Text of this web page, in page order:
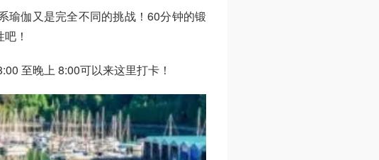
瑜伽又是完全不同的挑战！60分钟的锻
！
至晚上 8:00可以来这里打卡！